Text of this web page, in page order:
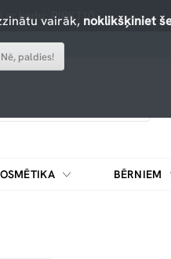
ar kodu: PIRKT10
BĒRNIEM
vairāk, noklikšķiniet
Nē, paldies!